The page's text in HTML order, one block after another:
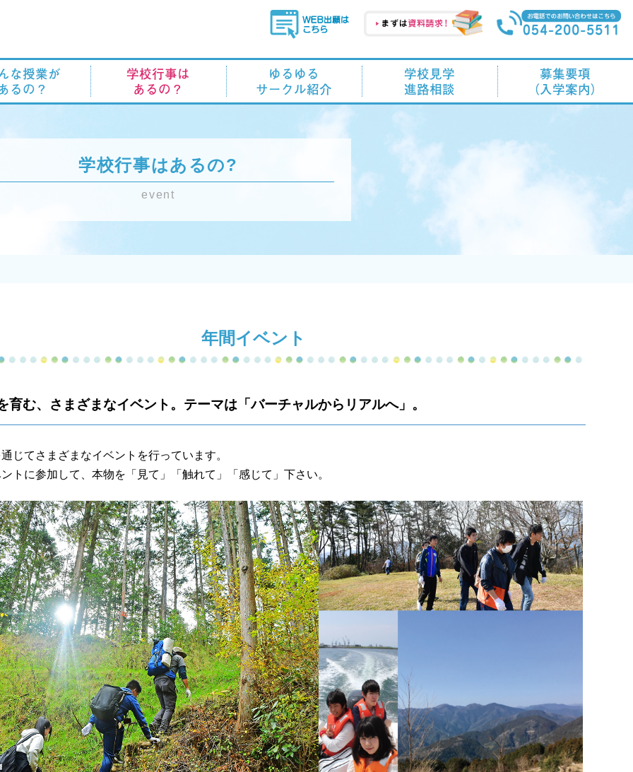
な授業が
るの？
学校行事は
あるの？
ゆるゆる
サークル紹介
学校見学
進路相談
募集要項
（入学案内）
学校行事はあるの?
event
年間イベント
育む、さまざまなイベント。テーマは「バーチャルからリアルへ」。
じてさまざまなイベントを行っています。
トに参加して、本物を「見て」「触れて」「感じて」下さい。